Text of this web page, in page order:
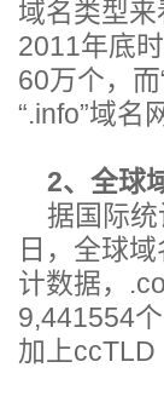
域名类型
2011年底
60万个，
“.info”域名
2、全球
据国际统
日，全球
计数据，
9,441554
加上ccTLD